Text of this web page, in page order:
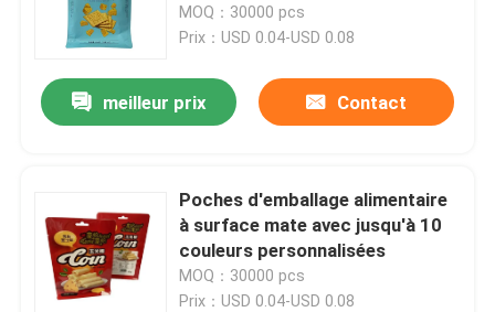
Au sujet de nous
Visite d'usine
Contactez-nous
Nouvelles
MOQ：30000 pcs
Prix：USD 0.04-USD 0.08
meilleur prix Contact
Poches d'emballage alimentaire
à surface mate avec jusqu'à 10
couleurs personnalisées
MOQ：30000 pcs
Prix：USD 0.04-USD 0.08